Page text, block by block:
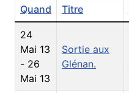
Quand Titre
24
Mai 13
- 26
Mai 13
Sortie aux
Glénan.